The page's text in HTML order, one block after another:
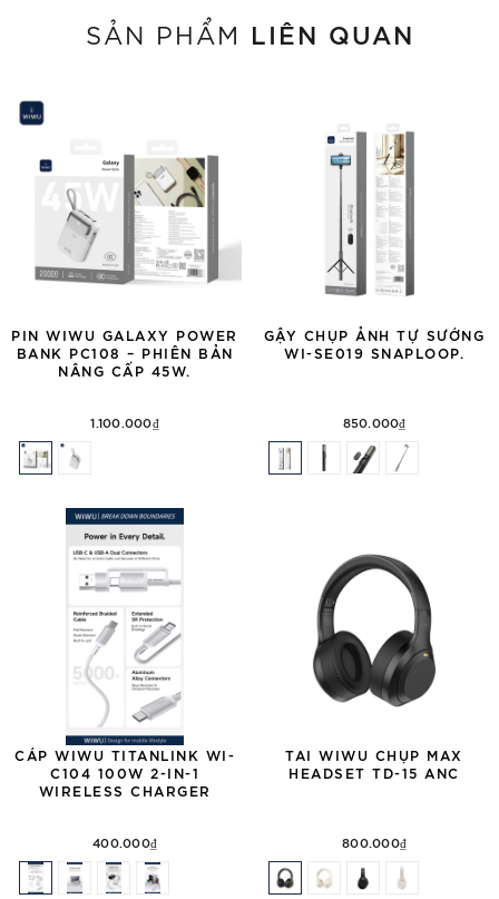
SẢN PHẨM LIÊN QUAN
PIN WIWU GALAXY POWER
BANK PC108 – PHIÊN BẢN
NÂNG CẤP 45W.
1.100.000₫
GẬY CHỤP ẢNH TỰ SƯỚNG
WI-SE019 SNAPLOOP.
850.000₫
CÁP WIWU TITANLINK WI-
C104 100W 2-IN-1
WIRELESS CHARGER
400.000₫
TAI WIWU CHỤP MAX
HEADSET TD-15 ANC
800.000₫